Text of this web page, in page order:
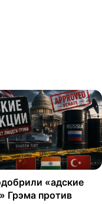
«адские
Грэма против